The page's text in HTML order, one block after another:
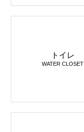
トイレ
WATER CLOSET